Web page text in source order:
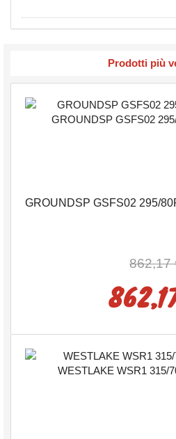
Prodotti più
GROUNDSP GSFS02 295/
862,17